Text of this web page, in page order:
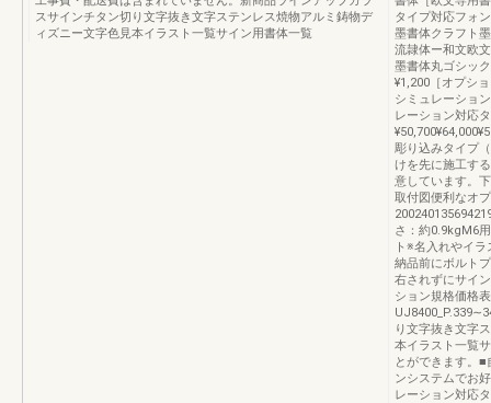
スサインチタン切り文字抜き文字ステンレス焼物アルミ鋳物デ
ィズニー文字色見本イラスト一覧サイン用書体一覧
タイプ対応フォ
墨書体クラフト
流隷体ー和文欧
墨書体丸ゴシッ
¥1,200［オプシ
シミュレーショ
レーション対応
彫り込みタイプ
けを先に施工す
意しています。
取付図便利なオ
さ：約0.9kgM6
ト※名入れやイ
納品前にボルト
右されずにサイ
ション規格価格
り文字抜き文字
本イラスト一覧
とができます。
ンシステムでお
レーション対応